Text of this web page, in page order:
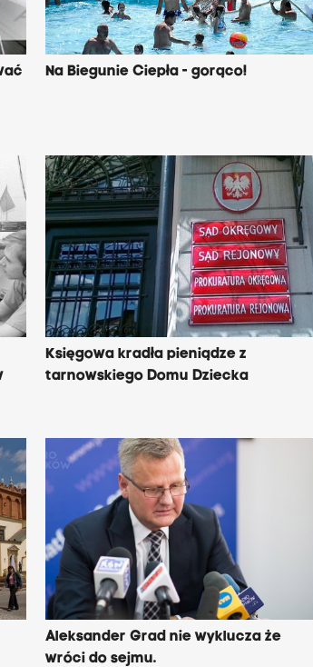
Na Biegunie Ciepła - gorąco!
Księgowa kradła pieniądze z
tarnowskiego Domu Dziecka
Aleksander Grad nie wyklucza że
wróci do sejmu.